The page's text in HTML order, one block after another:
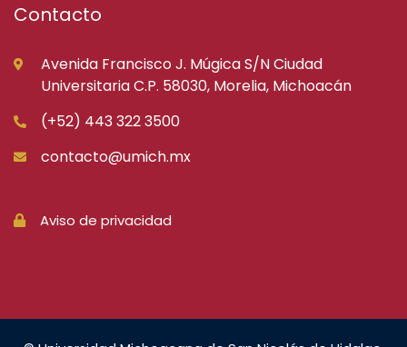
Contacto
Avenida Francisco J. Múgica S/N Ciudad
Universitaria C.P. 58030, Morelia, Michoacán
(+52) 443 322 3500
contacto@umich.mx
Aviso de privacidad